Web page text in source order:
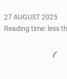
27 AUGUST 2025
Reading time: less